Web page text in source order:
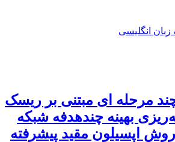
انگلیسی
مرحله ای مبتنی بر ریسک
بهینه چندهدفه شبکه
روش اپسیلون مقید پیشرفته